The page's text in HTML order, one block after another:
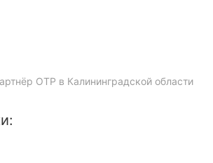
ОТР в Калининградской области